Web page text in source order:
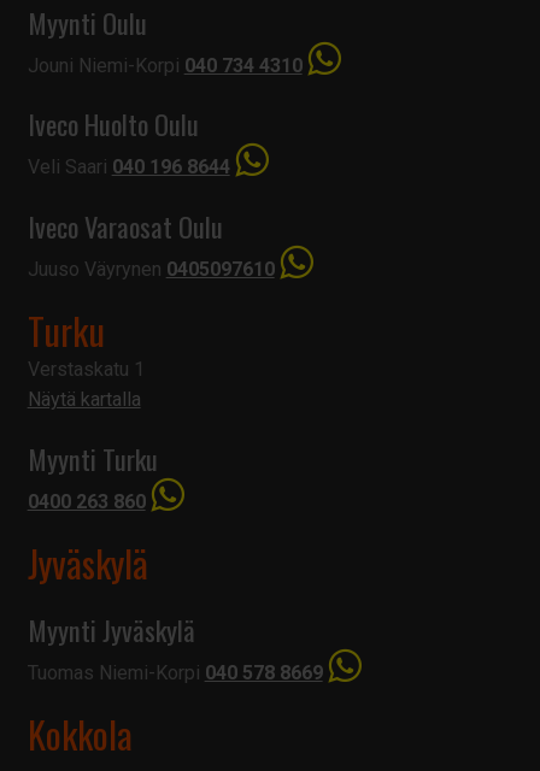
Myynti Oulu
Jouni Niemi-Korpi 040 734 4310
Iveco Huolto Oulu
Veli Saari 040 196 8644
Iveco Varaosat Oulu
Juuso Väyrynen 0405097610
Turku
Verstaskatu 1
Näytä kartalla
Myynti Turku
0400 263 860
Jyväskylä
Myynti Jyväskylä
Tuomas Niemi-Korpi 040 578 8669
Kokkola